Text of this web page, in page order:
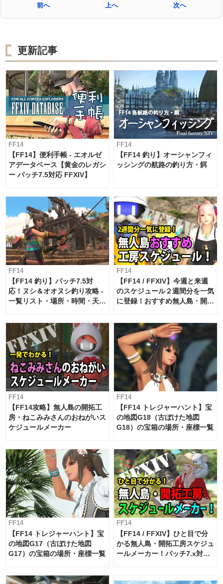
前へ 上へ 次へ
更新記事
FF14
【FF14】便利手帳 - エオルゼ
アデータベース【黄金のレガシ
ー パッチ7.5対応 FFXIV】
FF14
【FF14 釣り】オーシャンフィ
ッシングの航路の釣り方・餌
FF14
【FF14 釣り】パッチ7.5対
応！ヌシ＆オオヌシ釣り攻略 -
一覧リスト・場所・時間・天
FF14
【FF14 / FFXIV】今週と来週
のスケジュール２週間分を一気
に登録！おすすめ無人島・開拓
FF14
【FF14攻略】無人島の開拓工
房・ねこみみさんのおねがいス
ケジュールメーカー
FF14
【FF14 トレジャーハント】宝
の地図G18（古ぼけた地図
G18）の宝箱の場所・座標一覧
FF14
【FF14 トレジャーハント】宝
の地図G17（古ぼけた地図
G17）の宝箱の場所・座標一覧
FF14
【FF14 / FFXIV】ひと目で分
かる無人島・開拓工房スケジュ
ールメーカー！パッチ7.x対応